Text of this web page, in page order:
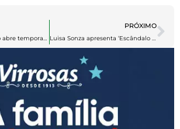
PRÓXIMO